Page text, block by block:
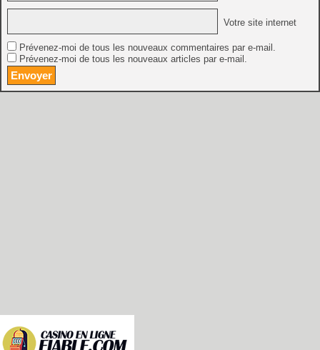
Votre site internet
Prévenez-moi de tous les nouveaux commentaires par e-mail.
Prévenez-moi de tous les nouveaux articles par e-mail.